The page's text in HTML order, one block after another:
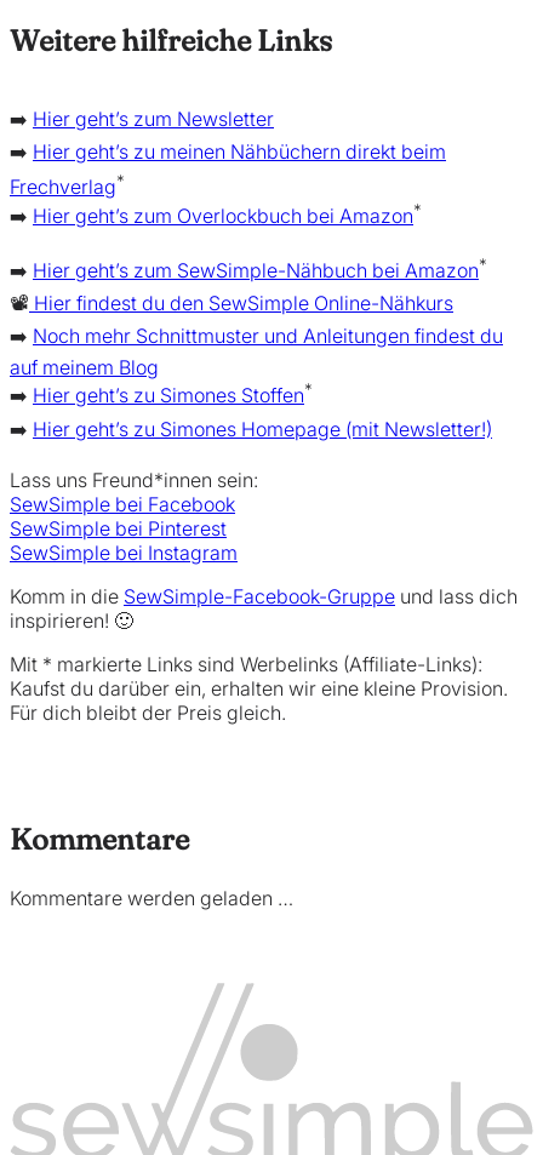
Weitere hilfreiche Links
➡️ Hier geht’s zum Newsletter
➡️ Hier geht’s zu meinen Nähbüchern direkt beim
Frechverlag*
➡️ Hier geht’s zum Overlockbuch bei Amazon*
➡️ Hier geht’s zum SewSimple-Nähbuch bei Amazon*
📽️ Hier findest du den SewSimple Online-Nähkurs
➡️ Noch mehr Schnittmuster und Anleitungen findest du
auf meinem Blog
➡️ Hier geht’s zu Simones Stoffen*
➡️ Hier geht’s zu Simones Homepage (mit Newsletter!)
Lass uns Freund*innen sein:
SewSimple bei Facebook
SewSimple bei Pinterest
SewSimple bei Instagram
Komm in die SewSimple-Facebook-Gruppe und lass dich
inspirieren! 🙂
Mit * markierte Links sind Werbelinks (Affiliate-Links):
Kaufst du darüber ein, erhalten wir eine kleine Provision.
Für dich bleibt der Preis gleich.
Kommentare
Kommentare werden geladen …